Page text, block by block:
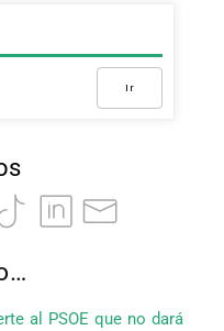
Ir
al PSOE que no dará